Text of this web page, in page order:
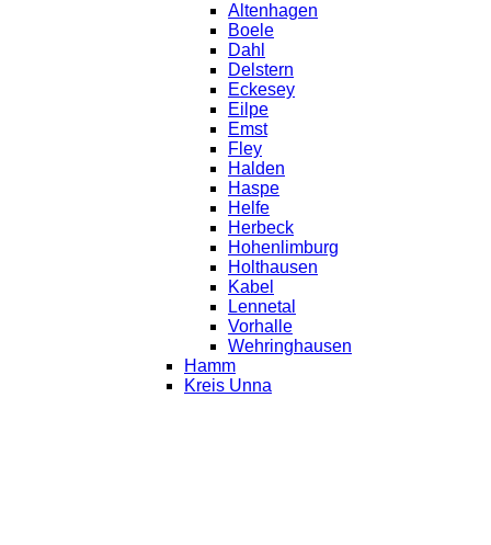
Altenhagen
Boele
Dahl
Delstern
Eckesey
Eilpe
Emst
Fley
Halden
Haspe
Helfe
Herbeck
Hohenlimburg
Holthausen
Kabel
Lennetal
Vorhalle
Wehringhausen
Hamm
Kreis Unna